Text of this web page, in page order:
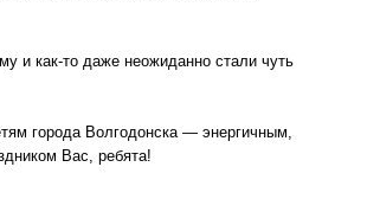
и как-то даже неожиданно стали чуть
города Волгодонска — энергичным,
Вас, ребята!